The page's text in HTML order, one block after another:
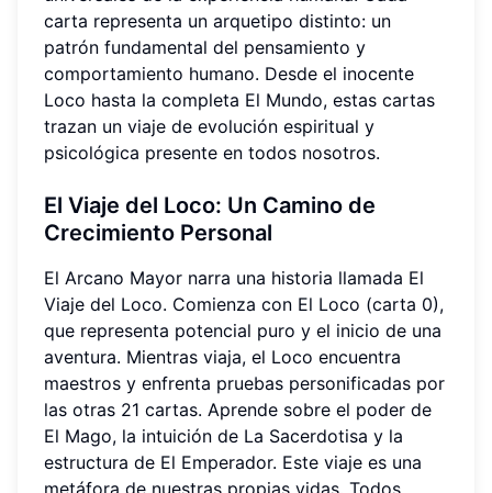
carta representa un arquetipo distinto: un
patrón fundamental del pensamiento y
comportamiento humano. Desde el inocente
Loco hasta la completa El Mundo, estas cartas
trazan un viaje de evolución espiritual y
psicológica presente en todos nosotros.
El Viaje del Loco: Un Camino de
Crecimiento Personal
El Arcano Mayor narra una historia llamada El
Viaje del Loco. Comienza con El Loco (carta 0),
que representa potencial puro y el inicio de una
aventura. Mientras viaja, el Loco encuentra
maestros y enfrenta pruebas personificadas por
las otras 21 cartas. Aprende sobre el poder de
El Mago, la intuición de La Sacerdotisa y la
estructura de El Emperador. Este viaje es una